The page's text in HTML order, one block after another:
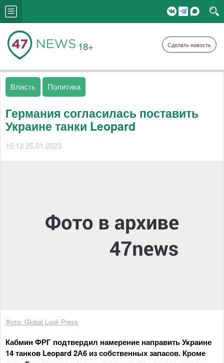
18+ Сделать новость
Власть Политика
Германия согласилась поставить
Украине танки Leopard
15:12 25.01.2023
Фото: Global Look Press
Кабмин ФРГ подтвердил намерение направить Украине
14 танков Leopard 2А6 из собственных запасов. Кроме